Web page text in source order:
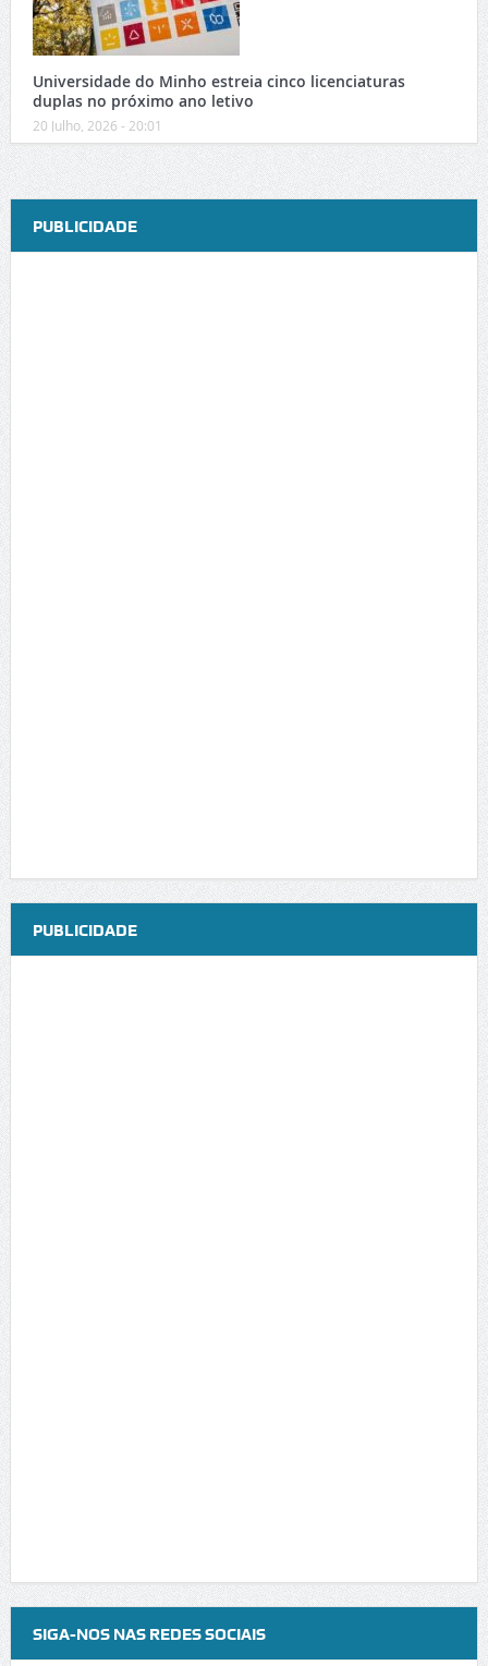
Universidade do Minho estreia cinco licenciaturas
duplas no próximo ano letivo
20 Julho, 2026 - 20:01
PUBLICIDADE
PUBLICIDADE
SIGA-NOS NAS REDES SOCIAIS